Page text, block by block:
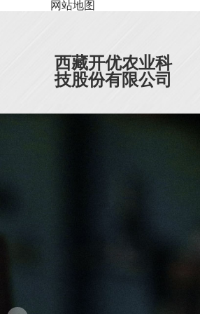
网站地图
西藏开优农业科
技股份有限公司